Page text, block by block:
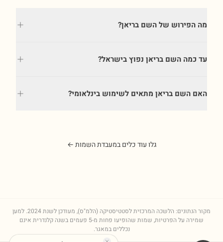
מה הפירוש של השם בריאן?
עד כמה השם בריאן נפוץ בישראל?
האם השם בריאן מתאים לשימוש בינלאומי?
גלו עוד כלים במעבדת השמות ←
מקור הנתונים: הלשכה המרכזית לסטטיסטיקה (הלמ"ס), מעודכן לשנת2024. למען
שמירה על הפרטיות, שמות שהופיעו פחות מ-5 פעמים בשנה קלנדרית אינם
נכללים במאגר.